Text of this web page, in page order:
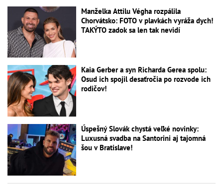
Manželka Attilu Végha rozpálila
Chorvátsko: FOTO v plavkách vyráža dych!
TAKÝTO zadok sa len tak nevidí
Kaia Gerber a syn Richarda Gerea spolu:
Osud ich spojil desaťročia po rozvode ich
rodičov!
Úspešný Slovák chystá veľké novinky:
Luxusná svadba na Santorini aj tajomná
šou v Bratislave!